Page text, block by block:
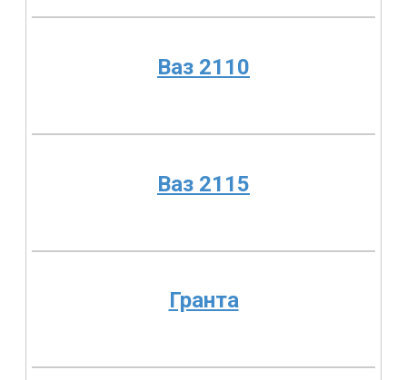
Ваз 2110
Ваз 2115
Гранта